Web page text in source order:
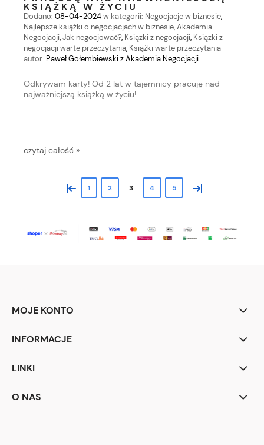
KSIĄŻKĄ W ŻYCIU
Dodano: 08-04-2024w kategorii: Negocjacje w biznesie,
Najlepsze książki o negocjacjach w biznesie,Akademia
Negocjacji,Jak negocjować?, Książki z negocjacji, Książki z
negocjacji warte przeczytania, Książki warte przeczytania
autor: Paweł Gołembiewski z Akademia Negocjacji
Odkrywam karty! Od 2 lat w tajemnicy pracuję nad
najważniejszą książką w życiu!
czytaj całość »
« 1 2 3 4 5 »
MOJE KONTO
INFORMACJE
LINKI
O NAS